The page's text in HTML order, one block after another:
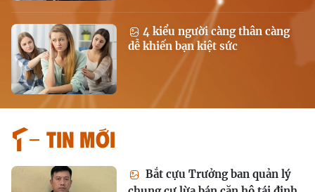
4 kiểu người càng thân càng
dễ khiến bạn kiệt sức
Tin mới
Bắt cựu Trưởng ban quản lý